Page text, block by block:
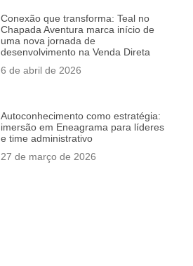
Conexão que transforma: Teal no
Chapada Aventura marca início de
uma nova jornada de
desenvolvimento na Venda Direta
6 de abril de 2026
Autoconhecimento como estratégia:
imersão em Eneagrama para líderes
e time administrativo
27 de março de 2026